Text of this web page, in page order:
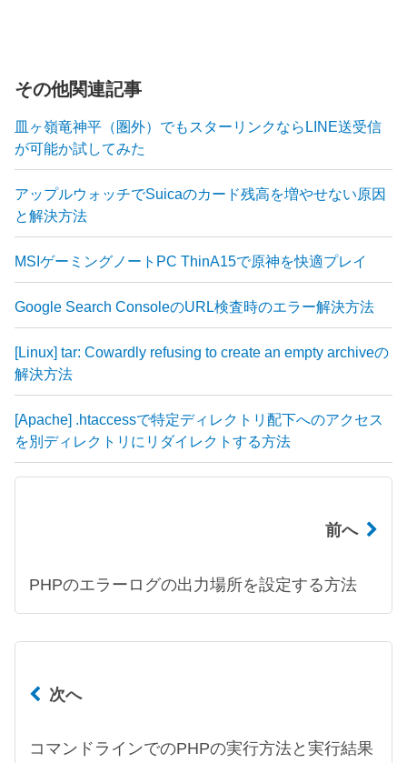
その他関連記事
皿ヶ嶺竜神平（圏外）でもスターリンクならLINE送受信
が可能か試してみた
アップルウォッチでSuicaのカード残高を増やせない原因
と解決方法
MSIゲーミングノートPC ThinA15で原神を快適プレイ
Google Search ConsoleのURL検査時のエラー解決方法
[Linux] tar: Cowardly refusing to create an empty archiveの
解決方法
[Apache] .htaccessで特定ディレクトリ配下へのアクセス
を別ディレクトリにリダイレクトする方法
前へ
PHPのエラーログの出力場所を設定する方法
次へ
コマンドラインでのPHPの実行方法と実行結果